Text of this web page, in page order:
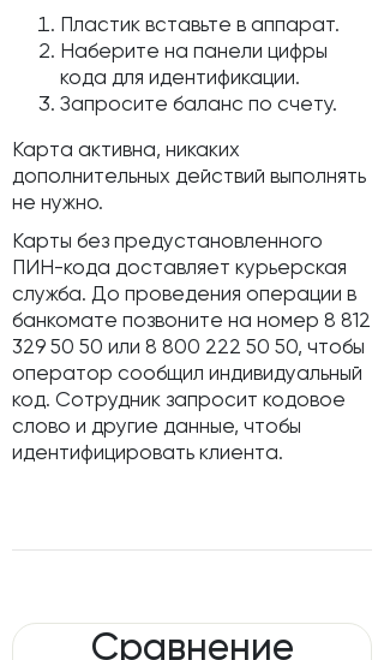
Пластик вставьте в аппарат.
Наберите на панели цифры
кода для идентификации.
Запросите баланс по счету.
Карта активна, никаких
дополнительных действий выполнять
не нужно.
Карты без предустановленного
ПИН-кода доставляет курьерская
служба. До проведения операции в
банкомате позвоните на номер 8 812
329 50 50 или 8 800 222 50 50, чтобы
оператор сообщил индивидуальный
код. Сотрудник запросит кодовое
слово и другие данные, чтобы
идентифицировать клиента.
Сравнение